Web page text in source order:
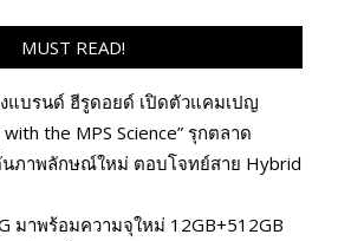
MUST READ!
งแบรนด์ ฮีรูดอยด์ เปิดตัวแคมเปญ
the MPS Science” รุกตลาด
ภาพลักษณ์ใหม่ ตอบโจทย์สาย Hybrid
มาพร้อมความจุใหม่ 12GB+512GB